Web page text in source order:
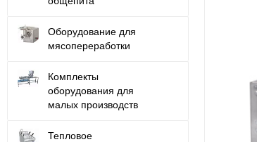
Оборудование для
мясопереработки
Комплекты
оборудования для
малых производств
Тепловое